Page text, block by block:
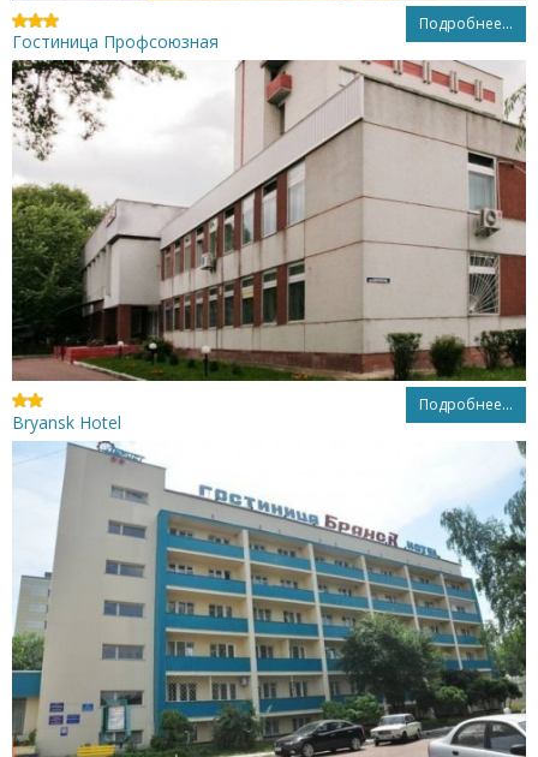
Подробнее...
Гостиница Профсоюзная
Подробнее...
Bryansk Hotel